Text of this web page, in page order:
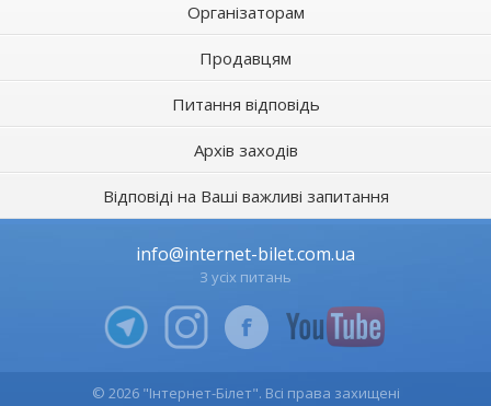
Організаторам
Продавцям
Питання відповідь
Архів заходів
Відповіді на Ваші важливі запитання
info@internet-bilet.com.ua
З усіх питань
© 2026 "Інтернет-Білет". Всі права захищені